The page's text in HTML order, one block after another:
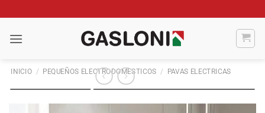
al
contenido
INICIO / PEQUEÑOS ELECTRODOMESTICOS / PAVAS ELECTRICAS